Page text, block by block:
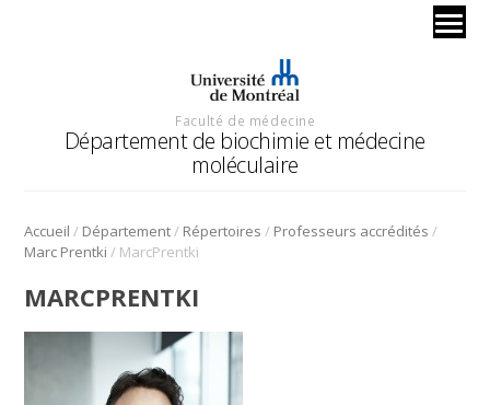
Faculté de médecine
Département de biochimie et médecine
moléculaire
Accueil / Département/ Répertoires / Professeurs accrédités /
Marc Prentki / MarcPrentki
MARCPRENTKI